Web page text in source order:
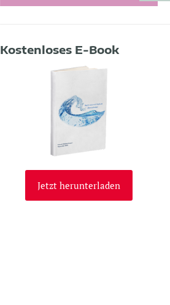
Kostenloses E-Book
Jetzt herunterladen